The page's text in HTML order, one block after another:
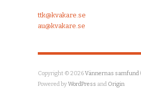
ttk@kvakare.se
au@kvakare.se
Copyright © 2026Vännernas samfund
Powered byWordPress and Origin